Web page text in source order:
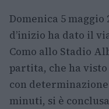
Domenica 5 maggio
d’inizio ha dato il
Como allo Stadio
partita, che ha
con
minuti, si è